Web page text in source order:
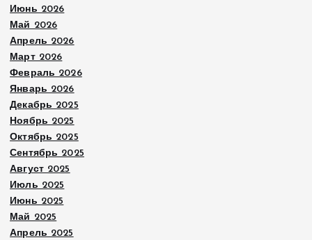
Июнь 2026
Май 2026
Апрель 2026
Март 2026
Февраль 2026
Январь 2026
Декабрь 2025
Ноябрь 2025
Октябрь 2025
Сентябрь 2025
Август 2025
Июль 2025
Июнь 2025
Май 2025
Апрель 2025